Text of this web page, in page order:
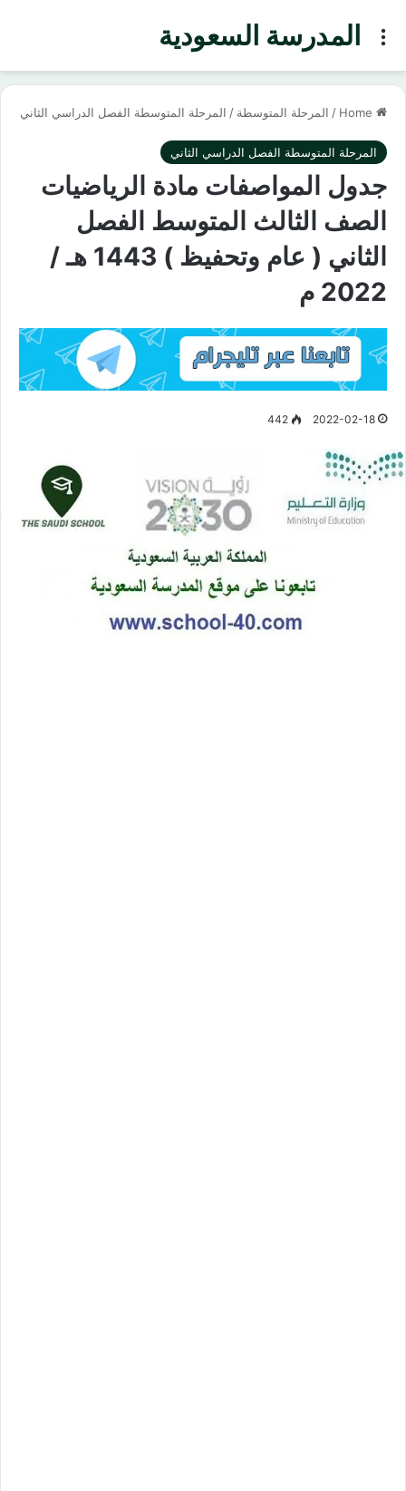
المدرسة السعوديةMenu
/ المرحلة المتوسطة / المرحلة المتوسطة الفصل الدراسي الثاني
المرحلة المتوسطة الفصل الدراسي الثاني
جدول المواصفات مادة الرياضيات
الصف الثالث المتوسط الفصل
الثاني ( عام وتحفيظ ) 1443 هـ /
2022 م
2022-02-18
442